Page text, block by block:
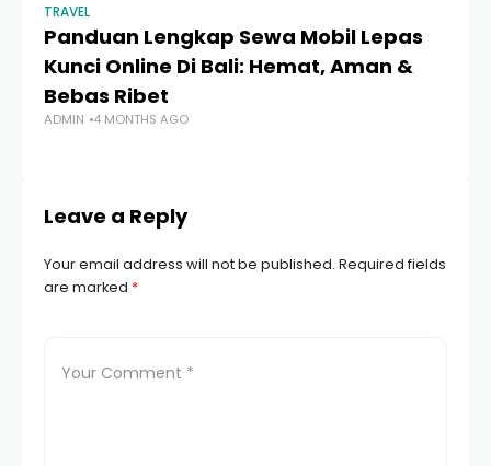
TRAVEL
Panduan Lengkap Sewa Mobil Lepas
Kunci Online Di Bali: Hemat, Aman &
Bebas Ribet
ADMIN 4 MONTHS AGO
Leave a Reply
Your email address will not be published. Required fields
are marked *